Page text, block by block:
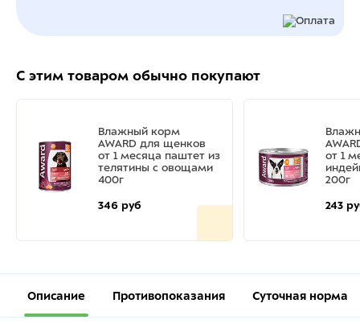
С этим товаром обычно покупают
Влажный корм
AWARD для щенков
от 1 месяца паштет из
телятины с овощами
400г
346 руб
от 1
200г
243
Описание Противопоказания Суточная норма